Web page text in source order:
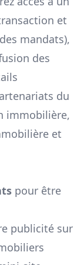
et
mandats),
des
du
immobilière,
et
pour être
publicité sur